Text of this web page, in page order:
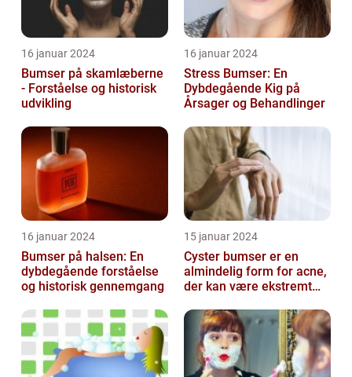
16 januar 2024
Bumser på skamlæberne
- Forståelse og historisk
udvikling
16 januar 2024
Stress Bumser: En
Dybdegående Kig på
Årsager og Behandlinger
16 januar 2024
Bumser på halsen: En
dybdegående forståelse
og historisk gennemgang
15 januar 2024
Cyster bumser er en
almindelig form for acne,
der kan være ekstremt
belastende for d...